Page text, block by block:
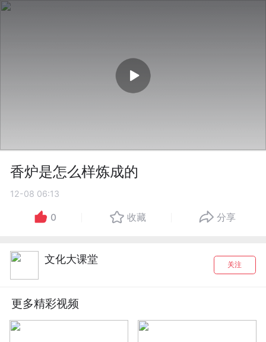
香炉是怎么样炼成的
12-08 06:13
0 收藏 分享
文化大课堂 关注
更多精彩视频